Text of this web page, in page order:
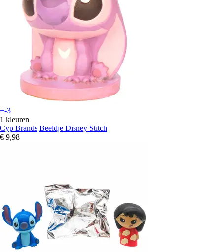
+-3
1 kleuren
Cyp Brands Beeldje Disney Stitch
€ 9,98